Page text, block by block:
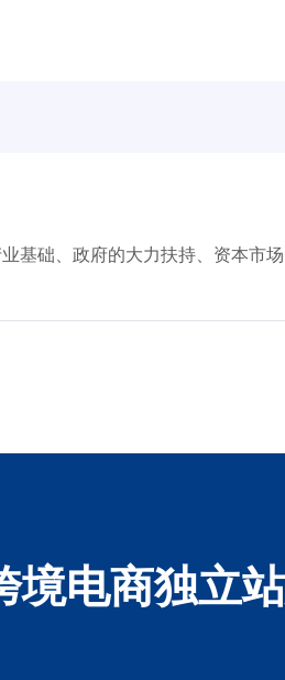
基础、政府的大力扶持、资本市
境电商独立